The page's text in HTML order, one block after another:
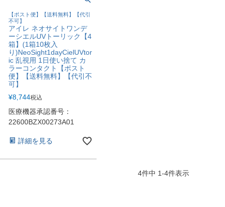
【ポスト便】【送料無料】【代引
不可】
アイレ ネオサイトワンデ
ーシエルUVトーリック【4
箱】(1箱10枚入
り)NeoSight1dayCielUVtor
ic 乱視用 1日使い捨て カ
ラーコンタクト【ポスト
便】【送料無料】【代引不
可】
¥8,744税込
医療機器承認番号：
22600BZX00273A01
詳細を見る
4件中 1-4件表示